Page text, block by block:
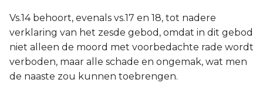
Vs.14 behoort, evenals vs.17 en 18, tot nadere
verklaring van het zesde gebod, omdat in dit gebod
niet alleen de moord met voorbedachte rade wordt
verboden, maar alle schade en ongemak, wat men
de naaste zou kunnen toebrengen.